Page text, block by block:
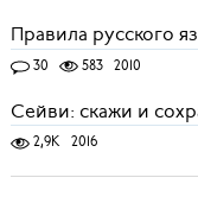
Правила русского
30 583 2010
Сейви: скажи и
2,9K 2016